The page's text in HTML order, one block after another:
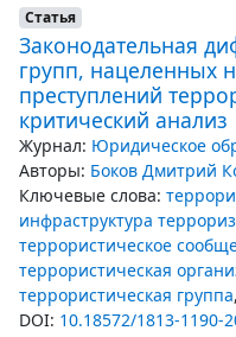
Статья
Законодательная
групп, нацеленных
преступлений
критический анализ
Журнал: Юридическое
Авторы: Боков Дмитрий
Ключевые слова:
инфраструктура
террористическое
террористическая
террористическая группа,
DOI: 10.18572/1813-1190-